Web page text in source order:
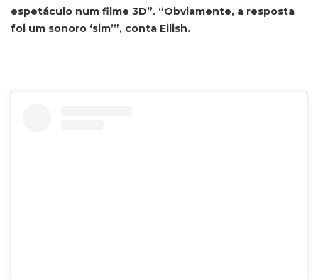
espetáculo num filme 3D”. “Obviamente, a resposta
foi um sonoro ‘sim’”, conta Eilish.